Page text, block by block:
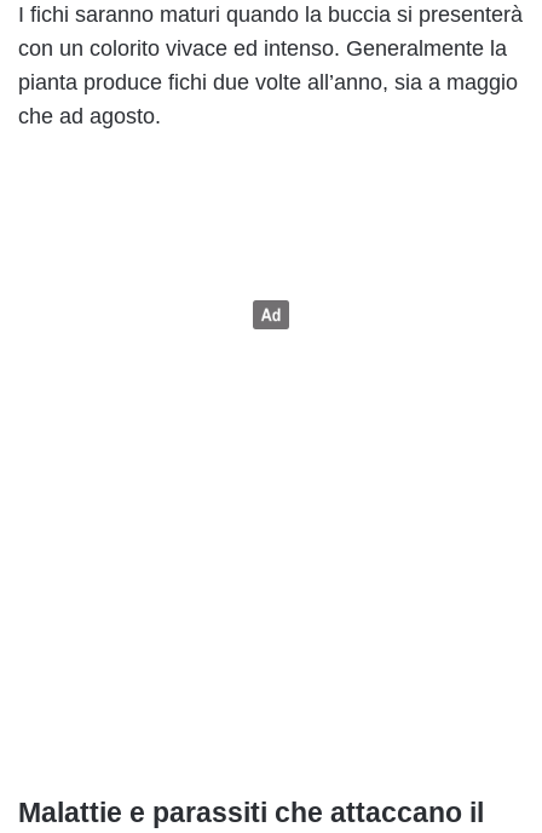
I fichi saranno maturi quando la buccia si presenterà
con un colorito vivace ed intenso. Generalmente la
pianta produce fichi due volte all’anno, sia a maggio
che ad agosto.
Malattie e parassiti che attaccano il